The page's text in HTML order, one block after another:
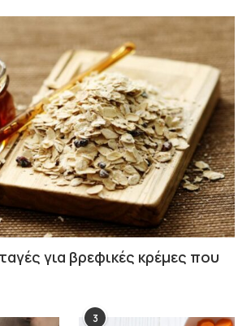
για βρεφικές κρέμες που
3